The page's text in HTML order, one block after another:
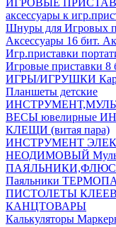
ИГРОВЫЕ
аксесcуары к
Шнуры для Игровых
Аксессуары 16 бит.
Игр.приставки
Игровые приставки 8
ИГРЫ/ИГРУШКИ
Планшеты детские
ВЕСЫ ювелирные
КЛЕЩИ (витая пара)
ИНСТРУМЕНТ
НЕОДИМОВЫЙ
Паяльники
ПИСТОЛЕТЫ
КАНЦТОВАРЫ
Калькуляторы